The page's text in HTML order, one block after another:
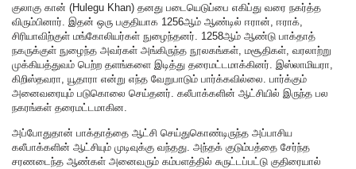
குலாகு கான் (Hulegu Khan) தனது படையெடுப்பை எகிப்து வரை நகர்த்த
விரும்பினார். இதன் ஒரு பகுதியாக 1256ஆம் ஆண்டில் ஈரான், ஈராக்,
சிரியாவிற்குள் மங்கோலியர்கள் நுழைந்தனர். 1258ஆம் ஆண்டு பாக்தாத்
நகருக்குள் நுழைந்த அவர்கள் அங்கிருந்த நூலகங்கள், மசூதிகள், வரலாற்று
முக்கியத்துவம் பெற்ற தளங்களை இடித்து தரைமட்டமாக்கினர். இஸ்லாமியரா,
கிறிஸ்தவரா, யூதாரா என்று எந்த வேறுபாடும் பார்க்கவில்லை. பார்க்கும்
அனைவரையும் படுகொலை செய்தனர். கலீபாக்களின் ஆட்சியில் இருந்த பல
நகரங்கள் தரைமட்டமாகின.
அப்போதுதான் பாக்தாத்தை ஆட்சி செய்துகொண்டிருந்த அப்பாசிய
கலீபாக்களின் ஆட்சியும் முடிவுக்கு வந்தது. அந்தக் குடும்பத்தை சேர்ந்த
சரணடைந்த ஆண்கள் அனைவரும் கம்பளத்தில் சுருட்டப்பட்டு குதிரையால்